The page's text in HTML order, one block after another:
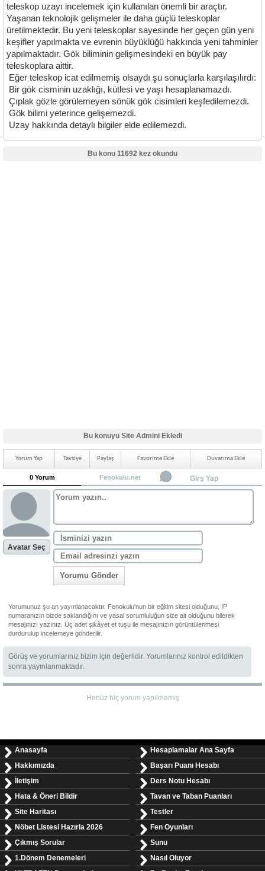
teleskop uzayı incelemek için kullanılan önemli bir araçtır.
Yaşanan teknolojik gelişmeler ile daha güçlü teleskoplar
üretilmektedir. Bu yeni teleskoplar sayesinde her geçen gün yeni
keşifler yapılmakta ve evrenin büyüklüğü hakkında yeni tahminler
yapılmaktadır. Gök biliminin gelişmesindeki en büyük pay
teleskoplara aittir.
Eğer teleskop icat edilmemiş olsaydı şu sonuçlarla karşılaşılırdı:
Bir gök cisminin uzaklığı, kütlesi ve yaşı hesaplanamazdı.
Çıplak gözle görülemeyen sönük gök cisimleri keşfedilemezdi.
Gök bilimi yeterince gelişemezdi.
Uzay hakkında detaylı bilgiler elde edilemezdi.
Bu konu 11692 kez okundu
Bu konuyu Site Admini Ekledi
Yorum Yap Tavsiye Paylaş Favorime Ekle Duvarıma Ekle
0 Yorum Fenokulu.net Girş Yap
Avatar Seç
Yorumu Gönder
Yorumunuz şu an yayınlanacaktır. Fenokulu'nun bir eğitim sitesi olduğunu, IP
numaranızın bizde saklandığını ve yasal sorumluluğun size ait olduğunu bilerek
mesajınızı yazınız. Üç adet şikâyet et tuşu ile mesajınızın görüntülenmesi
durdurulup incelemeye gönderilir.
Görüş ve yorumlarınız bizim için değerlidir. Yorumlarınız kontrol edildikten
sonra yayınlanmaktadır.
Henüz hiç yorum yapılmamış
Anasayfa
Hakkımızda
İletişim
Hata & Öneri Bildir
Site Haritası
Nöbet Listesi Hazırla 2026
Çıkmış Sorular
1.Dönem Denemeleri
Hesaplamalar Ana Sayfa
Başarı Puanı Hesabı
Ders Notu Hesabı
Tavan ve Taban Puanları
Testler
Fen Oyunları
Sunu
Nasıl Oluyor